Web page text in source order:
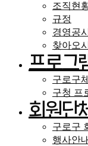
조직현
규정
경영공시
찾아오
프로그
구로구
구청 프
회원단체
구로구
행사안내